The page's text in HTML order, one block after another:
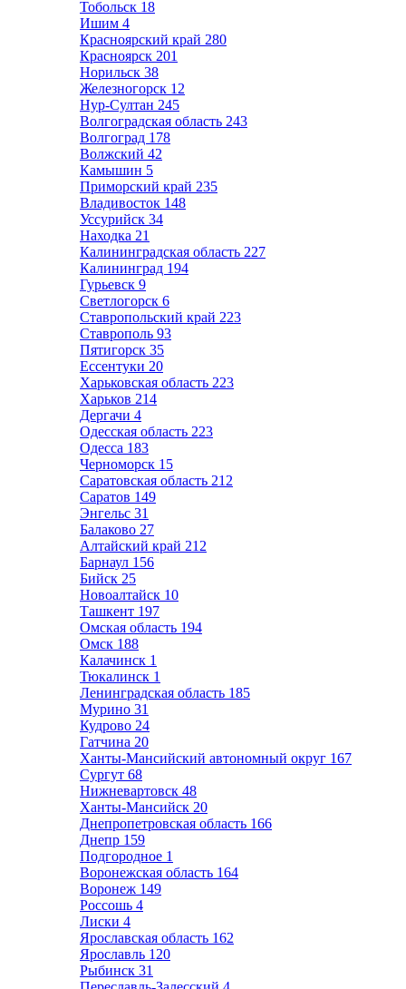
Тобольск 18
Ишим 4
Красноярский край 280
Красноярск 201
Норильск 38
Железногорск 12
Нур-Султан 245
Волгоградская область 243
Волгоград 178
Волжский 42
Камышин 5
Приморский край 235
Владивосток 148
Уссурийск 34
Находка 21
Калининградская область 227
Калининград 194
Гурьевск 9
Светлогорск 6
Ставропольский край 223
Ставрополь 93
Пятигорск 35
Ессентуки 20
Харьковская область 223
Харьков 214
Дергачи 4
Одесская область 223
Одесса 183
Черноморск 15
Саратовская область 212
Саратов 149
Энгельс 31
Балаково 27
Алтайский край 212
Барнаул 156
Бийск 25
Новоалтайск 10
Ташкент 197
Омская область 194
Омск 188
Калачинск 1
Тюкалинск 1
Ленинградская область 185
Мурино 31
Кудрово 24
Гатчина 20
Ханты-Мансийский автономный округ 167
Сургут 68
Нижневартовск 48
Ханты-Мансийск 20
Днепропетровская область 166
Днепр 159
Подгородное 1
Воронежская область 164
Воронеж 149
Россошь 4
Лиски 4
Ярославская область 162
Ярославль 120
Рыбинск 31